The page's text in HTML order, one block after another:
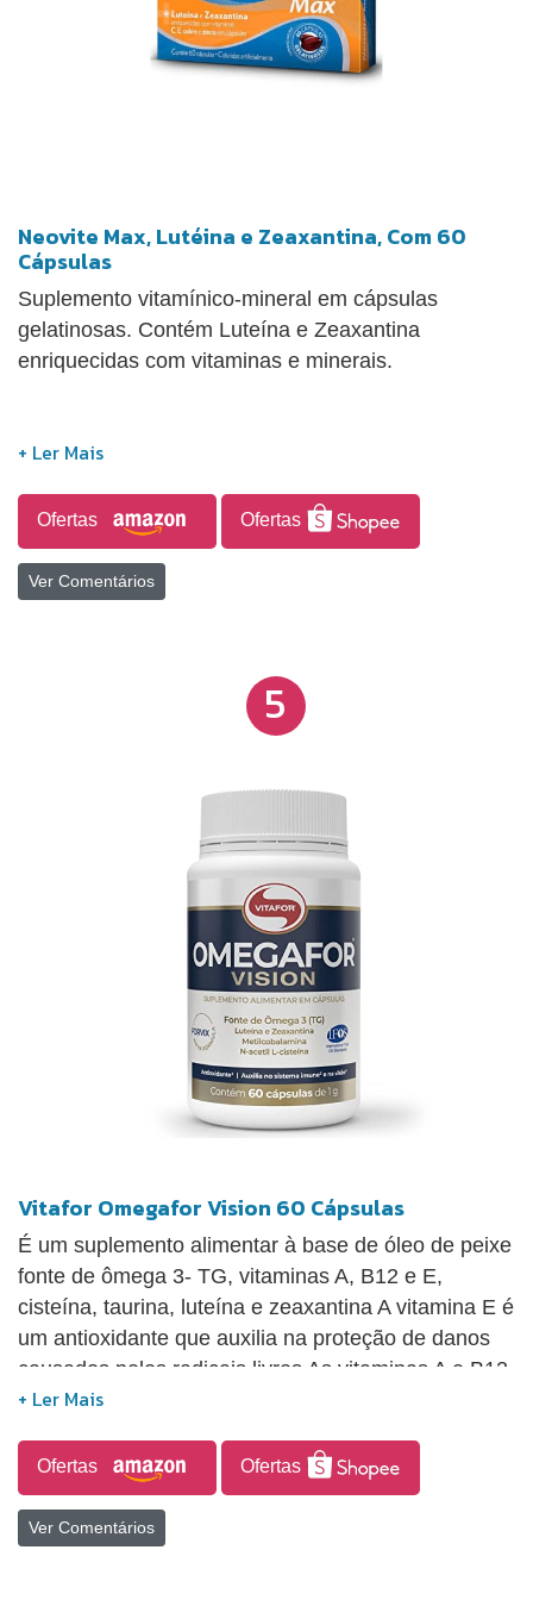
Neovite Max, Lutéina e Zeaxantina, Com 60
Cápsulas
Suplemento vitamínico-mineral em cápsulas
gelatinosas. Contém Luteína e Zeaxantina
enriquecidas com vitaminas e minerais.
Ofertas Ofertas
Ver Comentários
5
Vitafor Omegafor Vision 60 Cápsulas
É um suplemento alimentar à base de óleo de peixe
fonte de ômega 3- TG, vitaminas A, B12 e E,
cisteína, taurina, luteína e zeaxantina A vitamina E é
um antioxidante que auxilia na proteção de danos
causados pelos radicais livres As vitaminas A e B12
auxiliam no funcionamento do sistema imune A
ferro, no processo de diferenciação celular e
contribui para a manutenção da pele e de mucosas
Ofertas Ofertas
Ver Comentários